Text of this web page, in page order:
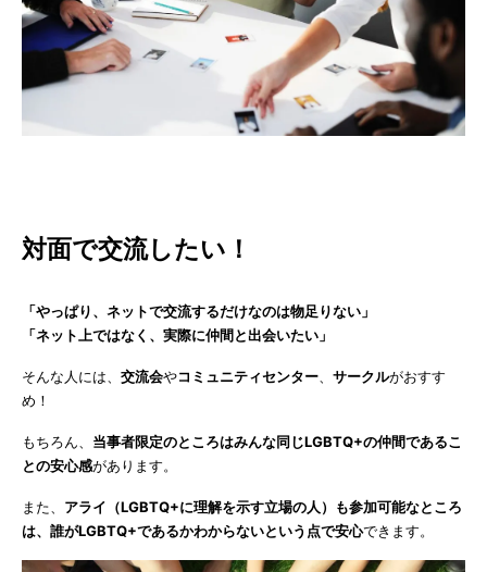
対面で交流したい！
「やっぱり、ネットで交流するだけなのは物足りない」
「ネット上ではなく、実際に仲間と出会いたい」
そんな人には、 交流会やコミュニティセンター、 サークルがおすす
め！
もちろん、 当事者限定のところはみんな同じLGBTQ+の仲間であるこ
との安心感があります。
また、 アライ（LGBTQ+に理解を示す立場の人）も参加可能なところ
は、誰がLGBTQ+であるかわからないという点で安心できます。